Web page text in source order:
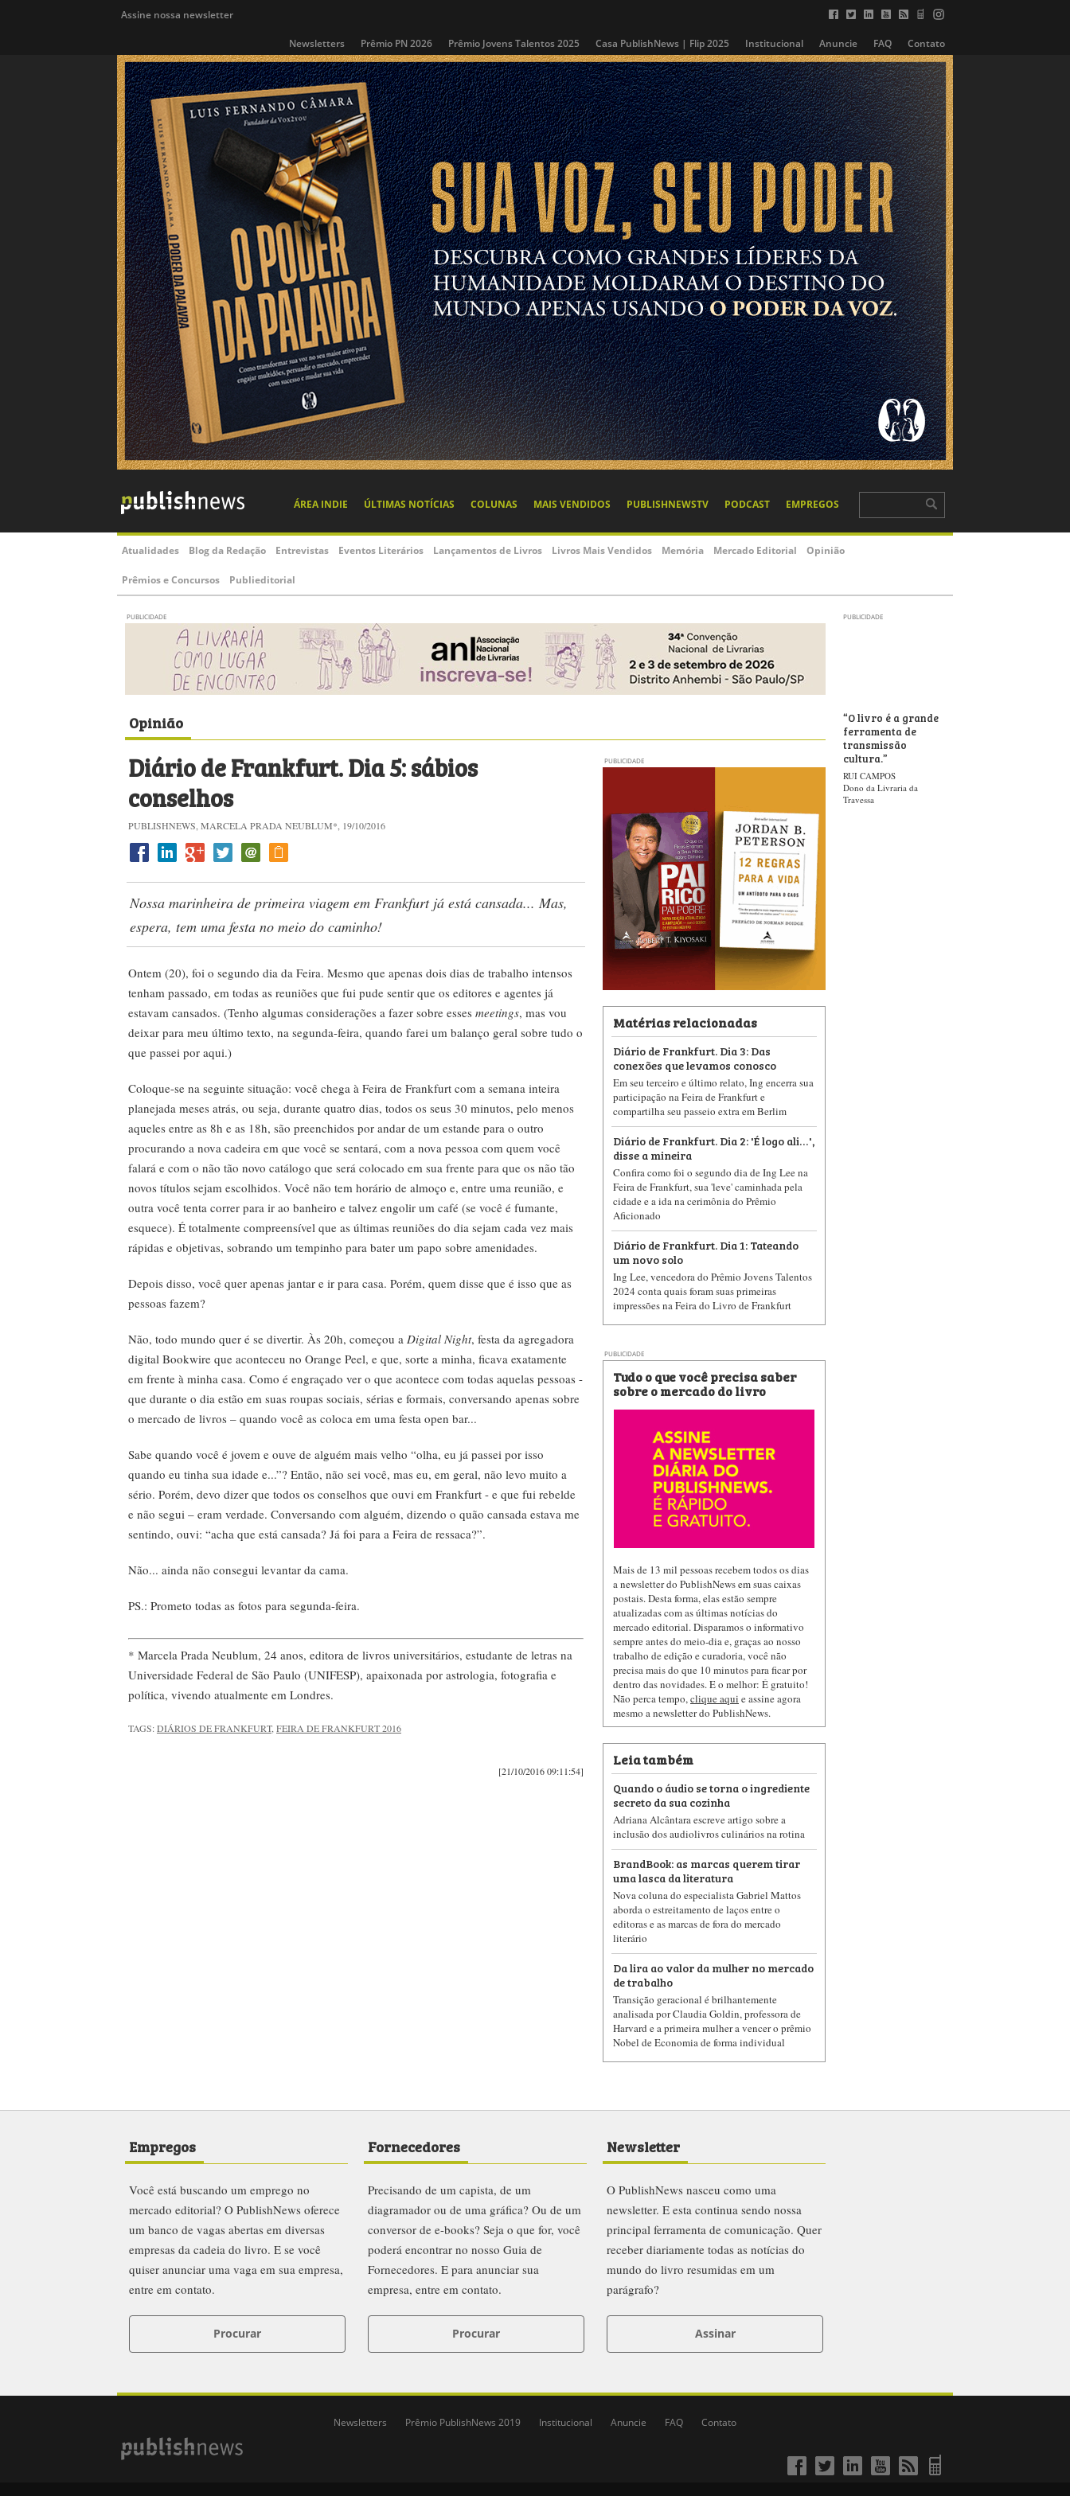
Assine nossa newsletter
Newsletters Prêmio PN 2026 Prêmio Jovens Talentos 2025 Casa PublishNews | Flip 2025 Institucional Anuncie FAQ Contato
ÁREA INDIE ÚLTIMAS NOTÍCIAS COLUNAS MAIS VENDIDOS PUBLISHNEWSTV PODCAST EMPREGOS
Atualidades Blog da Redação Entrevistas Eventos Literários Lançamentos de Livros Livros Mais Vendidos Memória Mercado Editorial Opinião
Prêmios e Concursos Publieditorial
PUBLICIDADE PUBLICIDADE
Opinião
Diário de Frankfurt. Dia 5: sábios
conselhos
PUBLISHNEWS, MARCELA PRADA NEUBLUM*, 19/10/2016
Nossa marinheira de primeira viagem em Frankfurt já está cansada... Mas,
espera, tem uma festa no meio do caminho!
Ontem (20), foi o segundo dia da Feira. Mesmo que apenas dois dias de trabalho intensos
tenham passado, em todas as reuniões que fui pude sentir que os editores e agentes já
estavam cansados. (Tenho algumas considerações a fazer sobre esses meetings, mas vou
deixar para meu último texto, na segunda-feira, quando farei um balanço geral sobre tudo o
que passei por aqui.)
Coloque-se na seguinte situação: você chega à Feira de Frankfurt com a semana inteira
planejada meses atrás, ou seja, durante quatro dias, todos os seus 30 minutos, pelo menos
aqueles entre as 8h e as 18h, são preenchidos por andar de um estande para o outro
procurando a nova cadeira em que você se sentará, com a nova pessoa com quem você
falará e com o não tão novo catálogo que será colocado em sua frente para que os não tão
novos títulos sejam escolhidos. Você não tem horário de almoço e, entre uma reunião, e
outra você tenta correr para ir ao banheiro e talvez engolir um café (se você é fumante,
esquece). É totalmente compreensível que as últimas reuniões do dia sejam cada vez mais
rápidas e objetivas, sobrando um tempinho para bater um papo sobre amenidades.
Depois disso, você quer apenas jantar e ir para casa. Porém, quem disse que é isso que as
pessoas fazem?
Não, todo mundo quer é se divertir. Às 20h, começou a Digital Night, festa da agregadora
digital Bookwire que aconteceu no Orange Peel, e que, sorte a minha, ficava exatamente
em frente à minha casa. Como é engraçado ver o que acontece com todas aquelas pessoas -
que durante o dia estão em suas roupas sociais, sérias e formais, conversando apenas sobre
o mercado de livros – quando você as coloca em uma festa open bar...
Sabe quando você é jovem e ouve de alguém mais velho “olha, eu já passei por isso
quando eu tinha sua idade e...”? Então, não sei você, mas eu, em geral, não levo muito a
sério. Porém, devo dizer que todos os conselhos que ouvi em Frankfurt - e que fui rebelde
e não segui – eram verdade. Conversando com alguém, dizendo o quão cansada estava me
sentindo, ouvi: “acha que está cansada? Já foi para a Feira de ressaca?”.
Não... ainda não consegui levantar da cama.
PS.: Prometo todas as fotos para segunda-feira.
* Marcela Prada Neublum, 24 anos, editora de livros universitários, estudante de letras na
Universidade Federal de São Paulo (UNIFESP), apaixonada por astrologia, fotografia e
política, vivendo atualmente em Londres.
TAGS:DIÁRIOS DE FRANKFURT, FEIRA DE FRANKFURT 2016
[21/10/2016 09:11:54]
PUBLICIDADE
Matérias relacionadas
Diário de Frankfurt. Dia 3: Das
conexões que levamos conosco
Em seu terceiro e último relato, Ing encerra sua
participação na Feira de Frankfurt e
compartilha seu passeio extra em Berlim
Diário de Frankfurt. Dia 2: 'É logo ali…',
disse a mineira
Confira como foi o segundo dia de Ing Lee na
Feira de Frankfurt, sua 'leve' caminhada pela
cidade e a ida na cerimônia do Prêmio
Aficionado
Diário de Frankfurt. Dia 1: Tateando
um novo solo
Ing Lee, vencedora do Prêmio Jovens Talentos
2024 conta quais foram suas primeiras
impressões na Feira do Livro de Frankfurt
PUBLICIDADE
Tudo o que você precisa saber
sobre o mercado do livro
Mais de 13 mil pessoas recebem todos os dias
a newsletter do PublishNews em suas caixas
postais. Desta forma, elas estão sempre
atualizadas com as últimas notícias do
mercado editorial. Disparamos o informativo
sempre antes do meio-dia e, graças ao nosso
trabalho de edição e curadoria, você não
precisa mais do que 10 minutos para ficar por
dentro das novidades. E o melhor: É gratuito!
Não perca tempo,clique aqui e assine agora
mesmo a newsletter do PublishNews.
Leia também
Quando o áudio se torna o ingrediente
secreto da sua cozinha
Adriana Alcântara escreve artigo sobre a
inclusão dos audiolivros culinários na rotina
BrandBook: as marcas querem tirar
uma lasca da literatura
Nova coluna do especialista Gabriel Mattos
aborda o estreitamento de laços entre o
editoras e as marcas de fora do mercado
literário
Da lira ao valor da mulher no mercado
de trabalho
Transição geracional é brilhantemente
analisada por Claudia Goldin, professora de
Harvard e a primeira mulher a vencer o prêmio
Nobel de Economia de forma individual
“O livro é a grande
ferramenta de
transmissão
cultura.”
RUI CAMPOS
Dono da Livraria da
Travessa
Empregos
Você está buscando um emprego no
mercado editorial? O PublishNews oferece
um banco de vagas abertas em diversas
empresas da cadeia do livro. E se você
quiser anunciar uma vaga em sua empresa,
entre em contato.
Procurar
Fornecedores
Precisando de um capista, de um
diagramador ou de uma gráfica? Ou de um
conversor de e-books? Seja o que for, você
poderá encontrar no nosso Guia de
Fornecedores. E para anunciar sua
empresa, entre em contato.
Procurar
Newsletter
O PublishNews nasceu como uma
newsletter. E esta continua sendo nossa
principal ferramenta de comunicação. Quer
receber diariamente todas as notícias do
mundo do livro resumidas em um
parágrafo?
Assinar
Newsletters Prêmio PublishNews 2019 Institucional Anuncie FAQ Contato